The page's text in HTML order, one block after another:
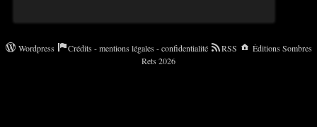
Wordpress Crédits - mentions légales - confidentialité RSS
Éditions Sombres
Rets 2026